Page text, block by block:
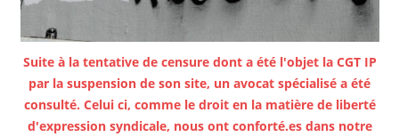
Suite à la tentative de censure dont a été l'objet la CGT IP
par la suspension de son site, un avocat spécialisé a été
consulté. Celui ci, comme le droit en la matière de liberté
d'expression syndicale, nous ont conforté.es dans notre